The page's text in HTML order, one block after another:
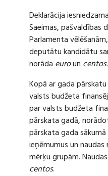
Deklarācija
Saeimas, pašvaldības
Parlamenta
deputātu kandidātu
norāda euroun centos.
Kopā ar gada
valsts budžeta
par valsts budžeta
pārskata gadā,
pārskata gada
ieņēmumus un
mērķu grupām.
centos.